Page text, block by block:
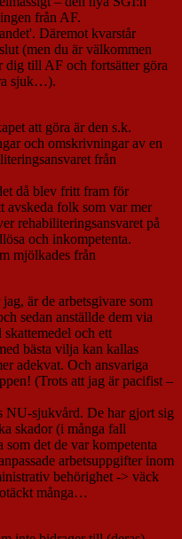
från AF.
Däremot kvarstår
(men du är välkommen
dig till AF och fortsätter göra
sjuk…).
att göra är den s.k.
och omskrivningar av en
från
då blev fritt fram för
avskeda folk som var mer
rehabiliteringsansvaret på
och inkompetenta.
mjölkades från
är de arbetsgivare som
sedan anställde dem via
och ett
bästa vilja kan kallas
adekvat. Och ansvariga
(Trots att jag är pacifist –
NU-sjukvård. De har gjort sig
skador (i många fall
som det de var kompetenta
arbetsuppgifter inom
behörighet -> väck
många…